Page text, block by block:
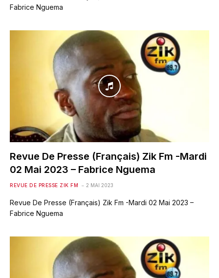
Fabrice Nguema
Revue De Presse (Français) Zik Fm -Mardi
02 Mai 2023 – Fabrice Nguema
REVUE DE PRESSE ZIK FM 2 MAI 2023
Revue De Presse (Français) Zik Fm -Mardi 02 Mai 2023 –
Fabrice Nguema